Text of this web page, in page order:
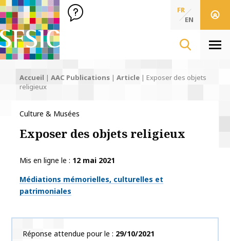
SFSIC Société Française des Sciences de l'Information & de
Société Française des Sciences
de l'Information
FR
EN
Accueil | AAC Publications | Article | Exposer des objets
religieux
Culture & Musées
Exposer des objets religieux
Mis en ligne le
12 mai 2021
Thématiques
Médiations mémorielles, culturelles et
patrimoniales
Réponse attendue pour le
29/10/2021